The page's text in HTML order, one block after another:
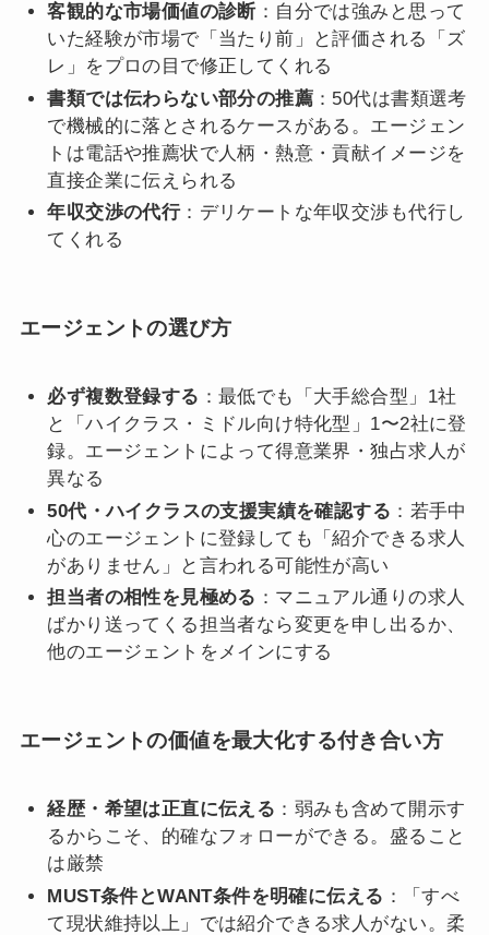
客観的な市場価値の診断：自分では強みと思って
いた経験が市場で「当たり前」と評価される「ズ
レ」をプロの目で修正してくれる
書類では伝わらない部分の推薦 ：50代は書類選考
で機械的に落とされるケースがある。エージェン
トは電話や推薦状で人柄・熱意・貢献イメージを
直接企業に伝えられる
年収交渉の代行：デリケートな年収交渉も代行し
てくれる
エージェントの選び方
必ず複数登録する ：最低でも「大手総合型」1社
と「ハイクラス・ミドル向け特化型」1〜2社に登
録。エージェントによって得意業界・独占求人が
異なる
50代・ハイクラスの支援実績を確認する ：若手中
心のエージェントに登録しても「紹介できる求人
がありません」と言われる可能性が高い
担当者の相性を見極める ：マニュアル通りの求人
ばかり送ってくる担当者なら変更を申し出るか、
他のエージェントをメインにする
エージェントの価値を最大化する付き合い方
経歴・希望は正直に伝える ：弱みも含めて開示す
るからこそ、的確なフォローができる。盛ること
は厳禁
MUST条件とWANT条件を明確に伝える ：「すべ
て現状維持以上」では紹介できる求人がない。柔